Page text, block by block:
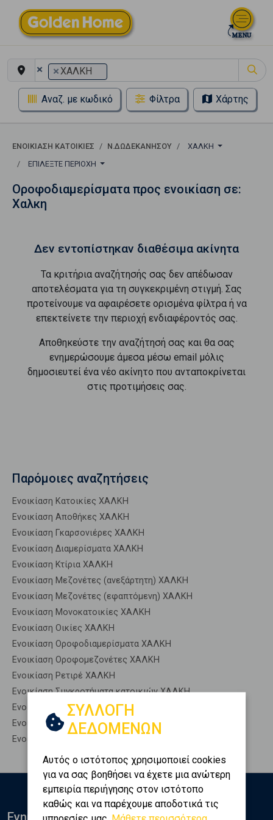
× ×ΧΑΛΚΗ
Αναζ. με κωδικό Φίλτρα Χάρτης
ΕΝΟΙΚΊΑΣΗ ΚΑΤΟΙΚΊΕΣ Ν.ΔΩΔΕΚΑΝΗΣΟΥ
ΧΑΛΚΗ
ΕΠΙΛΈΞΤΕ ΠΕΡΙΟΧΉ
Οροφοδιαμερίσματα προς ενοικίαση σε:
Χαλκη
Δεν εντοπίστηκαν διαθέσιμα ακίνητα
Τα κριτήρια αναζήτησής σας δεν απέδωσαν
αποτελέσματα για τη συγκεκριμένη στιγμή. Σας
προτείνουμε να αφαιρέσετε ορισμένα φίλτρα ή να
επεκτείνετε την περιοχή ενδιαφέροντός σας.
Αποθηκεύστε την αναζήτησή σας και θα σας
ενημερώσουμε άμεσα μέσω email μόλις
δημοσιευτεί ένα νέο ακίνητο που ανταποκρίνεται
στις προτιμήσεις σας.
Παρόμοιες αναζητήσεις
Ενοικίαση Κατοικίες ΧΑΛΚΗ
Ενοικίαση Αποθήκες ΧΑΛΚΗ
Ενοικίαση Γκαρσονιέρες ΧΑΛΚΗ
Ενοικίαση Διαμερίσματα ΧΑΛΚΗ
Ενοικίαση Κτίρια ΧΑΛΚΗ
Ενοικίαση Μεζονέτες (ανεξάρτητη) ΧΑΛΚΗ
Ενοικίαση Μεζονέτες (εφαπτόμενη) ΧΑΛΚΗ
Ενοικίαση Μονοκατοικίες ΧΑΛΚΗ
Ενοικίαση Οικίες ΧΑΛΚΗ
Ενοικίαση Οροφοδιαμερίσματα ΧΑΛΚΗ
Ενοικίαση Οροφομεζονέτες ΧΑΛΚΗ
Ενοικίαση Ρετιρέ ΧΑΛΚΗ
Ενοικίαση Συγκροτήματα κατοικιών ΧΑΛΚΗ
Ενοικίαση Υπόγεια ΧΑΛΚΗ
Ενοικίαση Υπόσκαφα ΧΑΛΚΗ
Ενοικίαση Υπολ. υψουν ΧΑΛΚΗ
ΣΥΛΛΟΓΗ
ΔΕΔΟΜΕΝΩΝ
Αυτός ο ιστότοπος χρησιμοποιεί cookies
για να σας βοηθήσει να έχετε μια ανώτερη
εμπειρία περιήγησης στον ιστότοπο
καθώς και να παρέχουμε αποδοτικά τις
Ενημερωθείτε